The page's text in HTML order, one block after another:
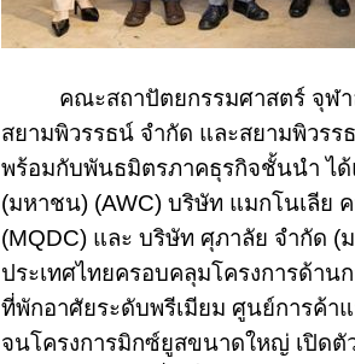
คณะสถาปัตยกรรมศาสตร์ จุฬ
สยามพิวรรธน์ จำกัด และสยามพิวรร
พร้อมกับพันธมิตรภาคธุรกิจชั้นนำ ได้
(มหาชน) (AWC) บริษัท แมกโนเลีย
(MQDC) และ บริษัท ศุภาลัย จำกัด (
ประเทศไทยครอบคลุมโครงการด้าน
ที่พักอาศัยระดับพรีเมียม ศูนย์การค้า
จนโครงการมิกซ์ยูสขนาดใหญ่ เปิดตั